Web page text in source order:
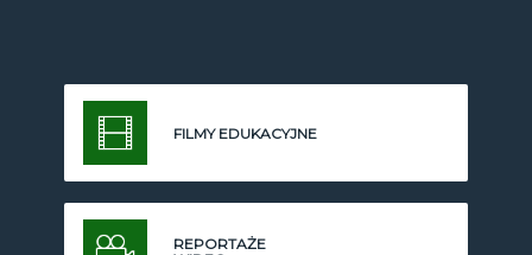
FILMY EDUKACYJNE
REPORTAŻE